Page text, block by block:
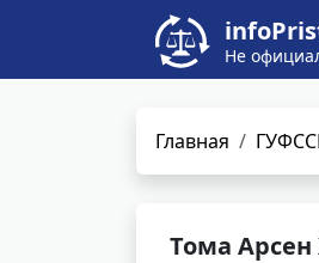
Не
Главная
Тома